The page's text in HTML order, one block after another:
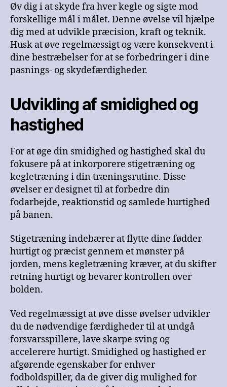
Øv dig i at skyde fra hver kegle og sigte mod
forskellige mål i målet. Denne øvelse vil hjælpe
dig med at udvikle præcision, kraft og teknik.
Husk at øve regelmæssigt og være konsekvent i
dine bestræbelser for at se forbedringer i dine
pasnings- og skydefærdigheder.
Udvikling af smidighed og
hastighed
For at øge din smidighed og hastighed skal du
fokusere på at inkorporere stigetræning og
kegletræning i din træningsrutine. Disse
øvelser er designet til at forbedre din
fodarbejde, reaktionstid og samlede hurtighed
på banen.
Stigetræning indebærer at flytte dine fødder
hurtigt og præcist gennem et mønster på
jorden, mens kegletræning kræver, at du skifter
retning hurtigt og bevarer kontrollen over
bolden.
Ved regelmæssigt at øve disse øvelser udvikler
du de nødvendige færdigheder til at undgå
forsvarsspillere, lave skarpe sving og
accelerere hurtigt. Smidighed og hastighed er
afgørende egenskaber for enhver
fodboldspiller, da de giver dig mulighed for